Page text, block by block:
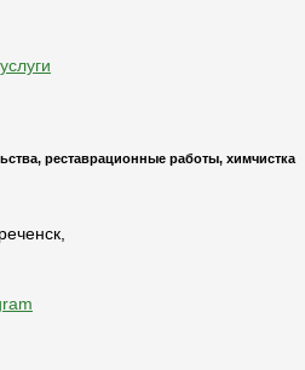
реставрационные работы, химчистка